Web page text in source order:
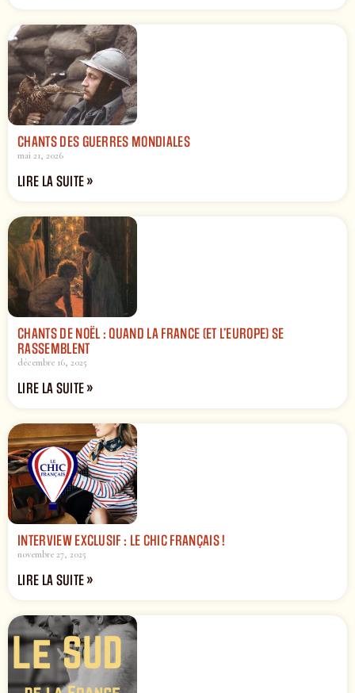
CHANTS DES GUERRES MONDIALES
mai 21, 2026
LIRE LA SUITE »
CHANTS DE NOËL : QUAND LA FRANCE (ET L’EUROPE) SE
RASSEMBLENT
décembre 16, 2025
LIRE LA SUITE »
INTERVIEW EXCLUSIF : LE CHIC FRANÇAIS !
novembre 27, 2025
LIRE LA SUITE »